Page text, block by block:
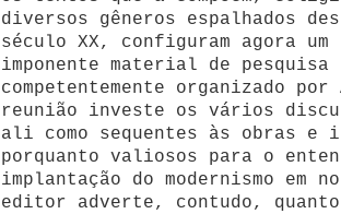
diversos gêneros espalhados
século XX, configuram agora
imponente material de pesquisa
competentemente organizado
reunião investe os vários
ali como sequentes às obras e
porquanto valiosos para o
implantação do modernismo em
editor adverte, contudo,